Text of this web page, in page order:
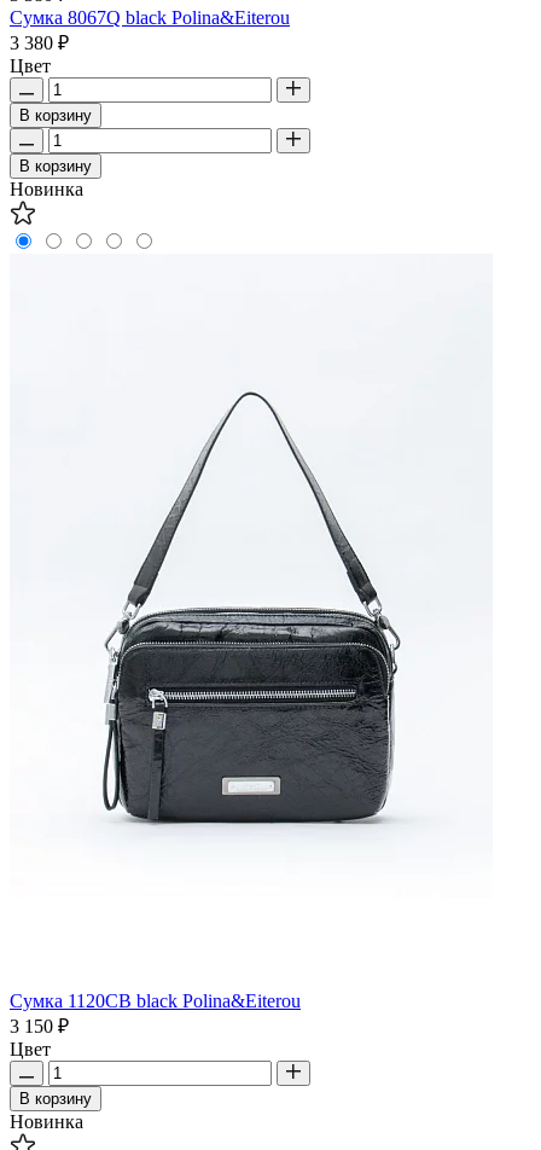
Сумка 8067Q black Polina&Eiterou
3 380 ₽
Цвет
В корзину
В корзину
Новинка
Сумка 1120CB black Polina&Eiterou
3 150 ₽
Цвет
В корзину
Новинка